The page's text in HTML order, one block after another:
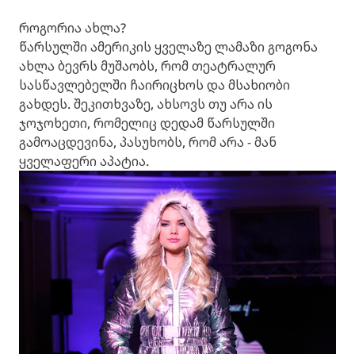
როგორია ახლა?
წარსულში ამერიკის ყველაზე ლამაზი გოგონა
ახლა ბევრს მუშაობს, რომ თეატრალურ
სასწავლებელში ჩაირიცხოს და მსახიობი
გახდეს. შეკითხვაზე, ახსოვს თუ არა ის
ჯოჯოხეთი, რომელიც დედამ წარსულში
გამოაცდევინა, პასუხობს, რომ არა - მან
ყველაფერი აპატია.